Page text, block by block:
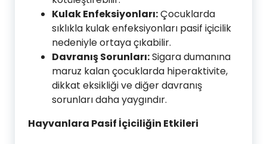
Kulak Enfeksiyonları:Çocuklarda
sıklıkla kulak enfeksiyonları pasif içicilik
nedeniyle ortaya çıkabilir.
Davranış Sorunları:Sigara dumanına
maruz kalan çocuklarda hiperaktivite,
dikkat eksikliği ve diğer davranış
sorunları daha yaygındır.
Hayvanlara Pasif İçiciliğin Etkileri